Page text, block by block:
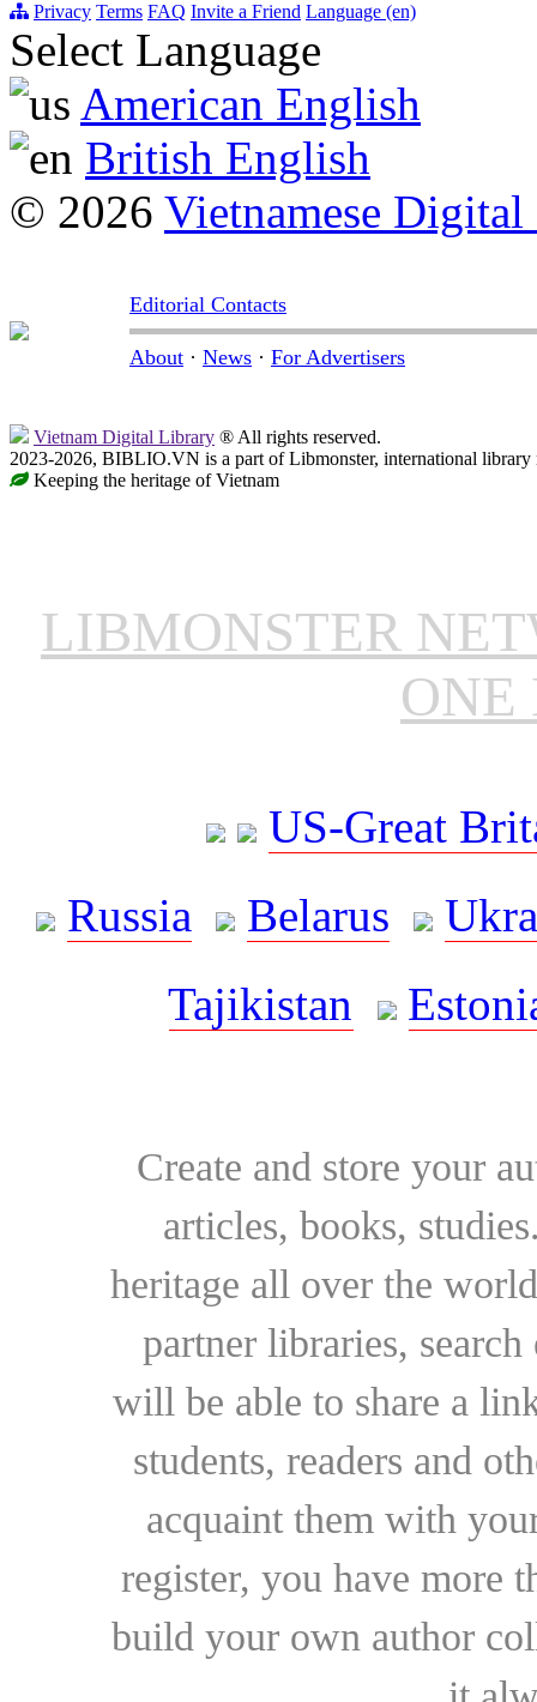
Privacy Terms FAQ Invite a Friend Language (en)
Select Language
American English
British English
© 2026 Vietnamese
Editorial Contacts
About · News · For Advertisers
Vietnam Digital Library ® All rights reserved.
2023-2026, BIBLIO.VN is a part of Libmonster, international library
Keeping the heritage of Vietnam
LIBMONSTER
ONE
US-Great
Russia
Belarus
Tajikistan
Create and store your
articles, books,
heritage all over the
partner libraries,
will be able to share a
students, readers and
acquaint them with
register, you have more
build your own author